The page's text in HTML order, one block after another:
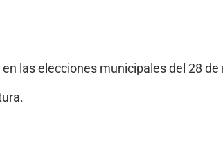
las elecciones municipales del 28 de